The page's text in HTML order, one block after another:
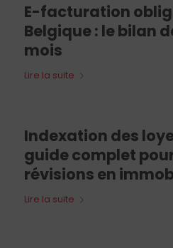
E-facturation
Belgique : le bilan
mois
Lire la suite
Indexation des
guide complet
révisions en
Lire la suite